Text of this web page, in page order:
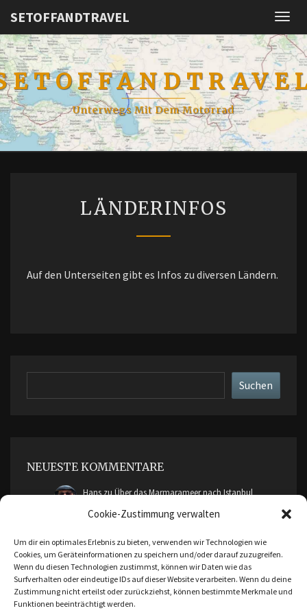
Cookie-Zustimmung verwalten
Um dir ein optimales Erlebnis zu bieten, verwenden wir Technologien wie
Cookies, um Geräteinformationen zu speichern und/oder darauf zuzugreifen.
Wenn du diesen Technologien zustimmst, können wir Daten wie das
Surfverhalten oder eindeutige IDs auf dieser Website verarbeiten. Wenn du deine
Zustimmung nicht erteilst oder zurückziehst, können bestimmte Merkmale und
Funktionen beeinträchtigt werden.
SETOFFANDTRAVEL
Unterwegs Mit Dem Motorrad
LÄNDERINFOS
Auf den Unterseiten gibt es Infos zu diversen Ländern.
Suchen
NEUESTE KOMMENTARE
HanszuÜber das Marmarameer nach Istanbul
Malte FriendicazuAnkara, Bursa und Cumalikizik
HanszuAnkara, Bursa und Cumalikizik